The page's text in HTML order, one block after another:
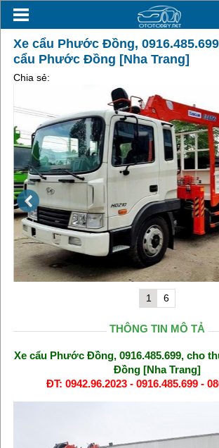
Xe cẩu Phước Đồng,
cẩu Phước Đồng [Nha Trang]
Chia sẻ:
1 6
THÔNG TIN MÔ TẢ
Xe cẩu Phước Đồng, 0916.485.699, cho
Đồng [Nha Trang]
ĐT: 0942.96.2023 - 0916.485.699 -